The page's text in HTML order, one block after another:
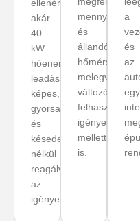
ellenére
akár
40
kW
hőenergia
leadására
képes,
gyorsan
és
késedelem
nélkül
reagálva
az
igényekre.
mennyiségű
és
állandó
hőmérsékletű
melegvizet,
változó
felhasználói
igények
mellett
is.
a
és
az